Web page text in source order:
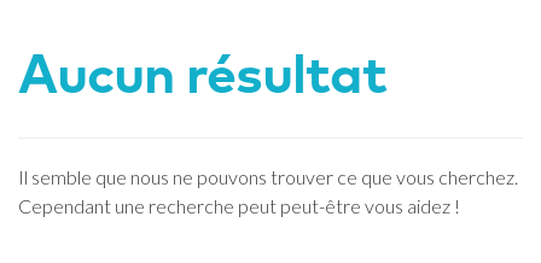
Aucun résultat
Il semble que nous ne pouvons trouver ce que vous cherchez.
Cependant une recherche peut peut-être vous aidez !